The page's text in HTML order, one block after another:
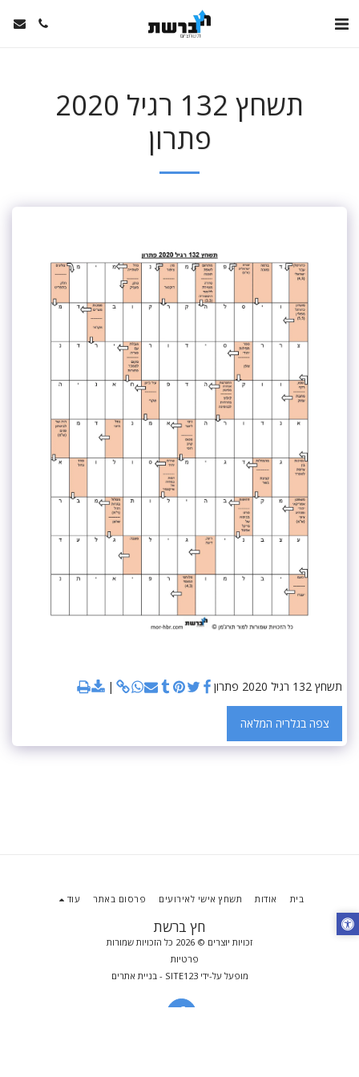
תשחץ 132 רגיל 2020
פתרון
תשחץ 132 רגיל 2020 פתרון
צפה בגלריה המלאה
חץ ברשת
זכויות יוצרים © 2026 כל הזכויות שמורות
פרטיות
מופעל על-ידיSITE123
-בניית אתרים
בית אודות תשחץ אישי לאירועים פרסום באתר עוד